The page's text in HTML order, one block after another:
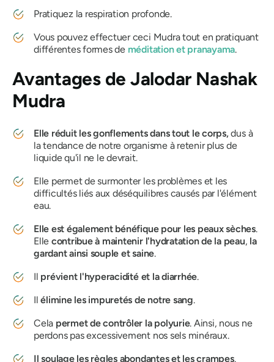
Pratiquez la respiration profonde.
Vous pouvez effectuer ceci Mudratout en pratiquant
différentes formes de méditation et pranayama.
Avantages de Jalodar Nashak
Mudra
Elle réduit les gonflements dans tout le corps,dus à
la tendance de notre organisme à retenir plus de
liquide qu'il ne le devrait.
Elle permet de surmonter les problèmes et les
difficultés liés aux déséquilibres causés par l'élément
eau.
Elle est également bénéfique pour les peaux sèches.
Elle contribue à maintenir l'hydratation de la peau, la
gardant ainsi souple et saine.
Il prévient l'hyperacidité et la diarrhée.
Ilélimine les impuretés de notre sang.
Cela permet de contrôler la polyurie. Ainsi, nous ne
perdons pas excessivement nos sels minéraux.
Il soulage les règles abondantes et les crampes.